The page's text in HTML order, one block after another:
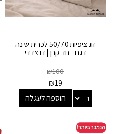
זוג ציפיות 50/70 לכרית שינה
דגם - חד קרן | דו צדדי
₪100
₪19
הוספה לעגלה